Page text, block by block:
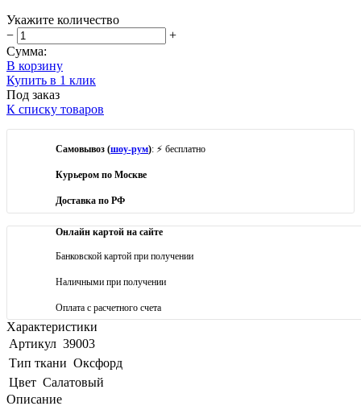
Укажите количество
−
+
Сумма:
В корзину
Купить в 1 клик
Под заказ
К списку товаров
Самовывоз (шоу-рум): ⚡ бесплатно
Курьером по Москве
Доставка по РФ
Онлайн картой на сайте
Банковской картой при получении
Наличными при получении
Оплата с расчетного счета
Характеристики
Артикул 39003
Тип ткани Оксфорд
Цвет Салатовый
Описание